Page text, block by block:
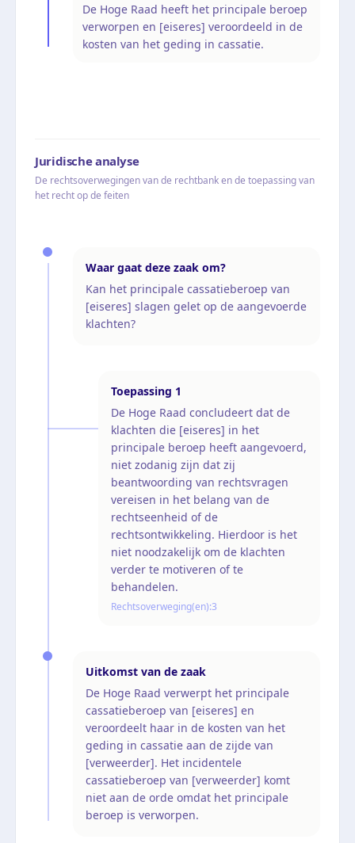
De Hoge Raad heeft het principale beroep
verworpen en [eiseres] veroordeeld in de
kosten van het geding in cassatie.
Juridische analyse
De rechtsoverwegingen van de rechtbank en de toepassing van
het recht op de feiten
Waar gaat deze zaak om?
Kan het principale cassatieberoep van
[eiseres] slagen gelet op de aangevoerde
klachten?
Toepassing 1
De Hoge Raad concludeert dat de
klachten die [eiseres] in het
principale beroep heeft aangevoerd,
niet zodanig zijn dat zij
beantwoording van rechtsvragen
vereisen in het belang van de
rechtseenheid of de
rechtsontwikkeling. Hierdoor is het
niet noodzakelijk om de klachten
verder te motiveren of te
behandelen.
Rechtsoverweging(en):3
Uitkomst van de zaak
De Hoge Raad verwerpt het principale
cassatieberoep van [eiseres] en
veroordeelt haar in de kosten van het
geding in cassatie aan de zijde van
[verweerder]. Het incidentele
cassatieberoep van [verweerder] komt
niet aan de orde omdat het principale
beroep is verworpen.